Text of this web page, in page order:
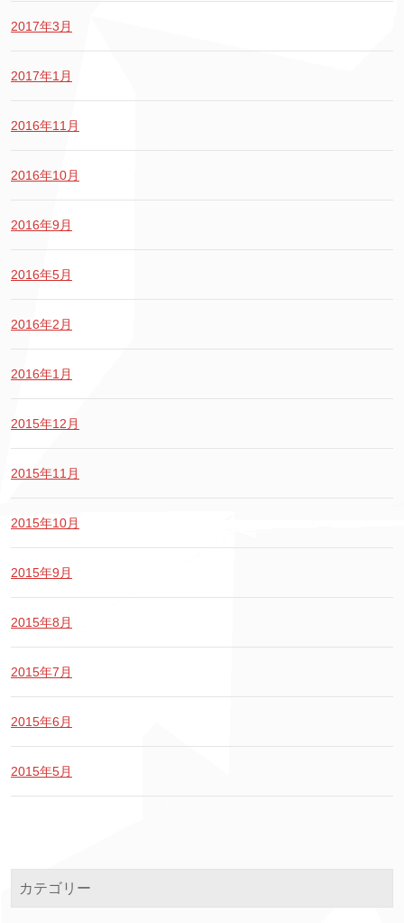
2017年3月
2017年1月
2016年11月
2016年10月
2016年9月
2016年5月
2016年2月
2016年1月
2015年12月
2015年11月
2015年10月
2015年9月
2015年8月
2015年7月
2015年6月
2015年5月
カテゴリー